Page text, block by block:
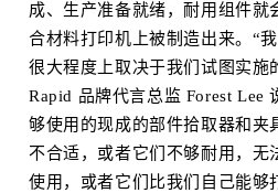
成、生产准备就绪，耐用组件就
合材料打印机上被制造出来。“
很大程度上取决于我们试图实施
Rapid 品牌代言总监 Forest Lee
够使用的现成的部件拾取器和夹
不合适，或者它们不够耐用，无
使用，或者它们比我们自己能够